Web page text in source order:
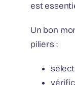
est
Un bon
piliers :